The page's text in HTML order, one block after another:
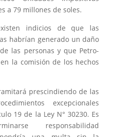
a 79 millones de soles.
indicios de que las
habrían generado un daño
las personas y que Petro-
la comisión de los hechos
prescindiendo de las
excepcionales
19 de la Ley N° 30230. Es
responsabilidad